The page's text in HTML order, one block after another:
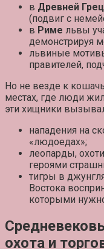
в Древней
(подвиг с
в Риме львы
демонстрируя
львиные
правителей,
Но не везде к
местах, где люди
эти хищники
нападения на
«людоедах»;
леопарды,
героями
тигры в
Востока
которыми
охота и